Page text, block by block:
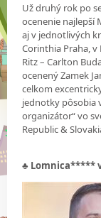
Už druhý rok po
ocenenie najlepší
aj v jednotlivých
Corinthia Praha, v
Ritz – Carlton
ocenený Zamek
celkom
jednotky pôsobia
organizátor“ vo
Republic &
♣ Lomnica*****